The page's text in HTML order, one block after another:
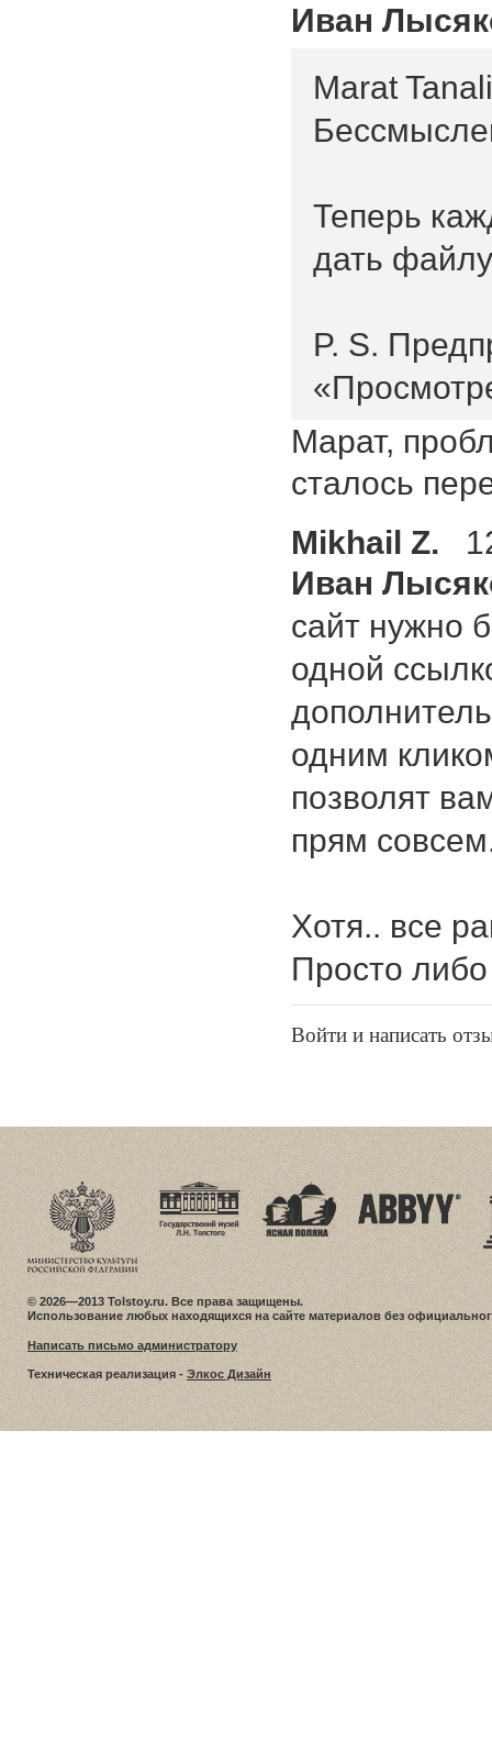
Иван
Marat
Теперь
дать
P. S.
Марат,
сталось
Mikhail Z.
Иван
сайт нужно
одной
одним
позволят
прям
Хотя.. все
Просто
Войти и написать
© 2026—2013 Tolstoy.ru. Все права защищены.
Использование любых находящихся на сайте материалов без
Написать письмо администратору
Техническая реализация - Элкос Дизайн